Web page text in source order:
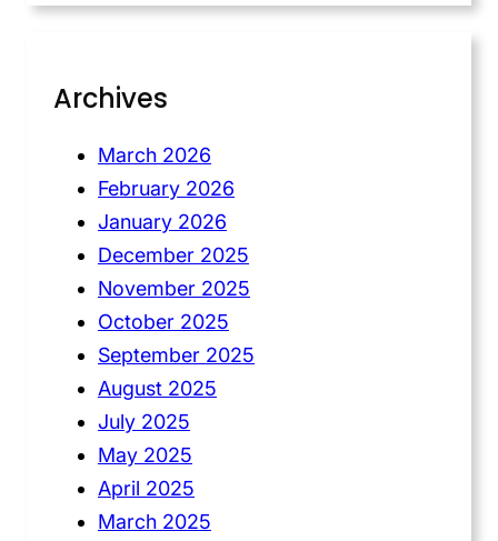
Archives
March 2026
February 2026
January 2026
December 2025
November 2025
October 2025
September 2025
August 2025
July 2025
May 2025
April 2025
March 2025